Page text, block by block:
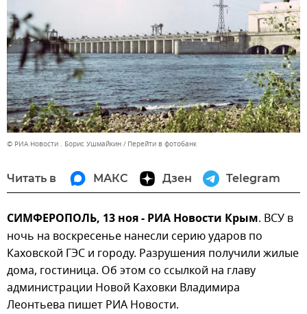
© РИА Новости . Борис Ушмайкин Перейти в фотобанк
Читать в МАКС Дзен Telegram
СИМФЕРОПОЛЬ, 13 ноя - РИА Новости Крым. ВСУ в
ночь на воскресенье нанесли серию ударов по
Каховской ГЭС и городу. Разрушения получили жилые
дома, гостиница. Об этом со ссылкой на главу
администрации Новой Каховки Владимира
Леонтьева пишет РИА Новости.